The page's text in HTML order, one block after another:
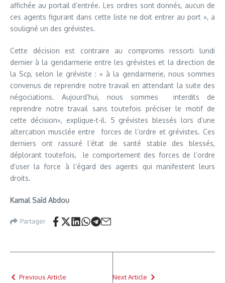
affichée au portail d’entrée. Les ordres sont donnés, aucun de
ces agents figurant dans cette liste ne doit entrer au port », a
souligné un des grévistes.
Cette décision est contraire au compromis ressorti lundi
dernier à la gendarmerie entre les grévistes et la direction de
la Scp, selon le gréviste : « à la gendarmerie, nous sommes
convenus de reprendre notre travail en attendant la suite des
négociations. Aujourd’hui, nous sommes interdits de
reprendre notre travail sans toutefois préciser le motif de
cette décision», explique-t-il. 5 grévistes blessés lors d’une
altercation musclée entre forces de l’ordre et grévistes. Ces
derniers ont rassuré l’état de santé stable des blessés,
déplorant toutefois, le comportement des forces de l’ordre
d’user la force à l’égard des agents qui manifestent leurs
droits.
Kamal Saïd Abdou
Partager
Previous Article Next Article